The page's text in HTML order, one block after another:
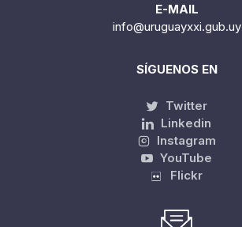
E-MAIL
info@uruguayxxi.gub.uy
SÍGUENOS EN
Twitter
Linkedin
Instagram
YouTube
Flickr